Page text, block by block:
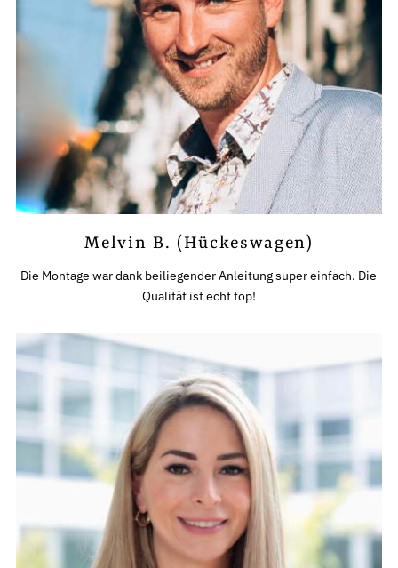
Melvin B. (Hückeswagen)
Die Montage war dank beiliegender Anleitung super einfach. Die
Qualität ist echt top!